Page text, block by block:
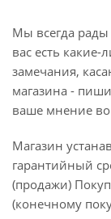
Мы всегда
вас есть
замечания,
магазина -
ваше мнение
Магазин
гарантийный
(продажи)
(конечному